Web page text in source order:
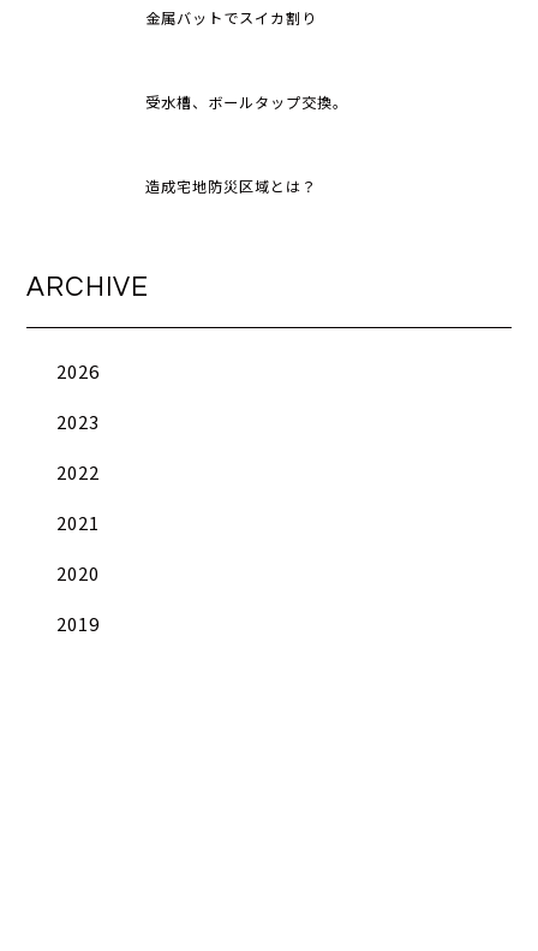
金属バットでスイカ割り
受水槽、ボールタップ交換。
造成宅地防災区域とは？
ARCHIVE
2026
2023
2022
2021
2020
2019